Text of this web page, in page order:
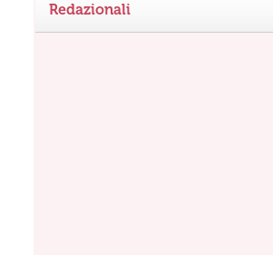
Redazionali